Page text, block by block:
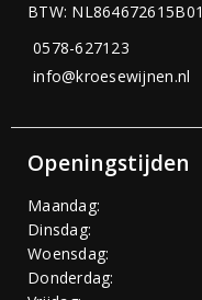
BTW: NL864672615B01
0578-627123
info@kroesewijnen.nl
Openingstijden
Maandag:
Dinsdag:
Woensdag:
Donderdag: